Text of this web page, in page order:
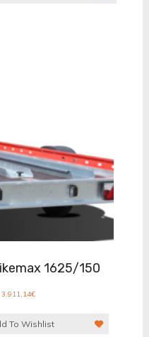
1625/150
3.911,14€
To Wishlist